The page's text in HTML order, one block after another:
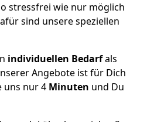
stressfrei wie nur möglich
sind unsere speziellen
individuellen Bedarfals
Angebote ist für Dich
uns nur 4 Minuten und Du